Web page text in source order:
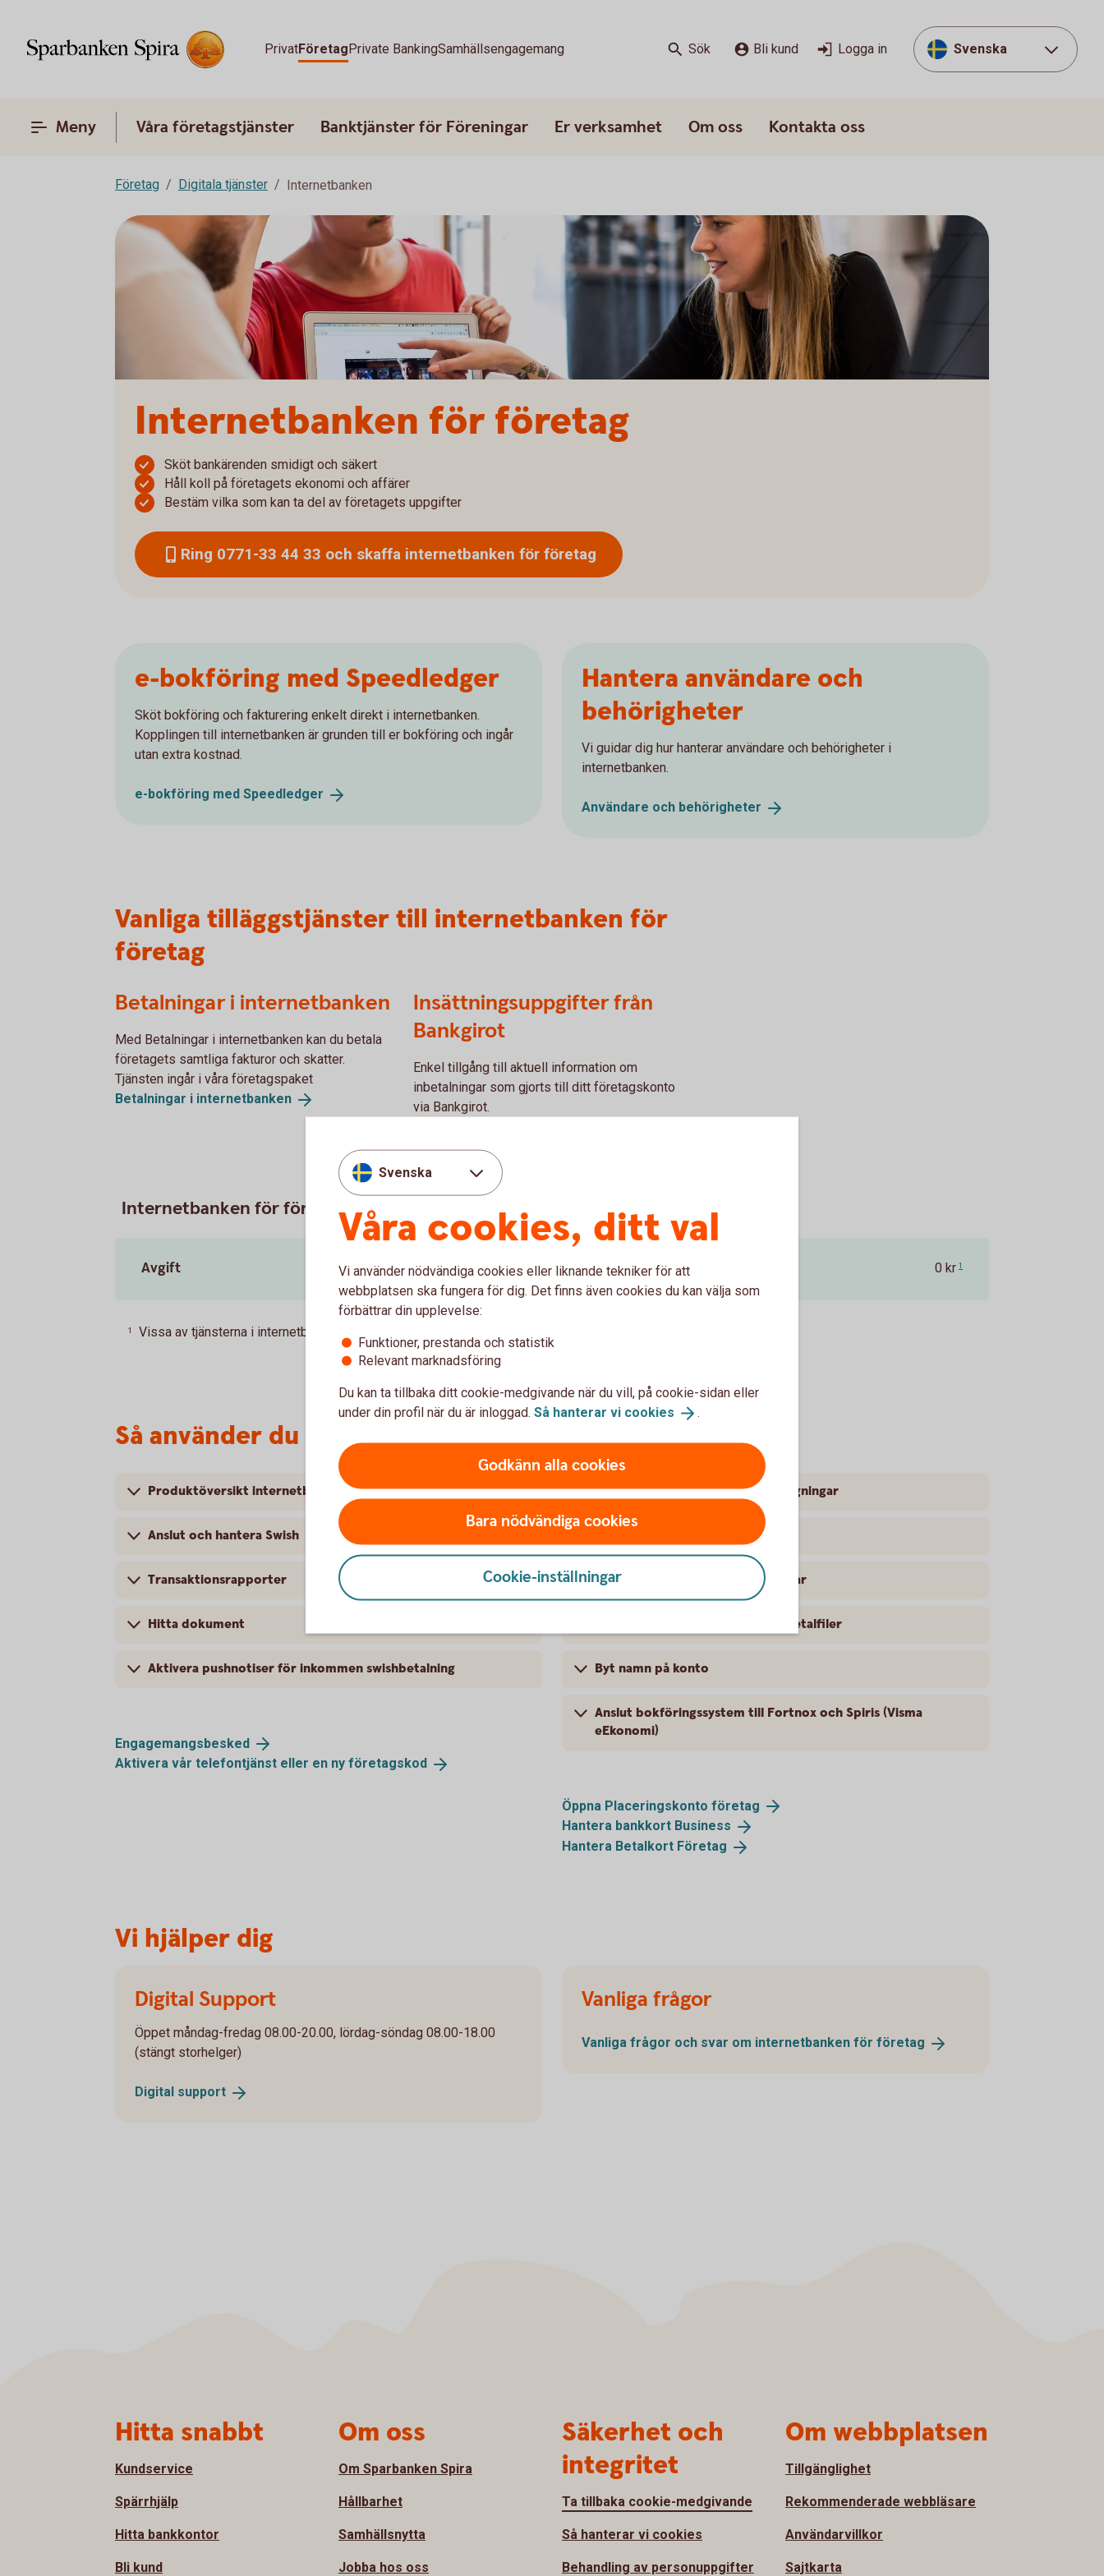
PrivatFöretagPrivate BankingSamhällsengagemang Sök Bli kund Logga in Svenska
Meny Våra företagstjänster Banktjänster för Föreningar Er verksamhet Om oss Kontakta oss
Företag Digitala tjänster Internetbanken
Internetbanken för företag
Sköt bankärenden smidigt och säkert
Håll koll på företagets ekonomi och affärer
Bestäm vilka som kan ta del av företagets uppgifter
Ring 0771-33 44 33 och skaffa internetbanken för företag
e-bokföring med Speedledger
Sköt bokföring och fakturering enkelt direkt i internetbanken.
Kopplingen till internetbanken är grunden till er bokföring och ingår
utan extra kostnad.
e-bokföring med Speedledger
Hantera användare och
behörigheter
Vi guidar dig hur hanterar användare och behörigheter i
internetbanken.
Användare och behörigheter
Vanliga tilläggstjänster till internetbanken för
företag
Betalningar i internetbanken
Med Betalningar i internetbanken kan du betala
företagets samtliga fakturor och skatter.
Tjänsten ingår i våra företagspaket
Betalningar i internetbanken
Insättningsuppgifter från
Bankgirot
Enkel tillgång till aktuell information om
inbetalningar som gjorts till ditt företagskonto
via Bankgirot.
Internetbanken för företag
Avgift 0 kr 1
1 Vissa av tjänsterna i internetbanken är prissatta. Tjänster med årsavgift kan du välja bort.
Så använder du internetbanken för företag
Produktöversikt internetbanken för företag
Anslut och hantera Swish
Transaktionsrapporter
Hitta dokument
Aktivera pushnotiser för inkommen swishbetalning
Engagemangsbesked
Aktivera vår telefontjänst eller en ny företagskod
Låneöversikt och kommande dragningar
Signeringshistorik på filbetalningar
Återrapportering och avvisade betalfiler
Byt namn på konto
Anslut bokföringssystem till Fortnox och Spiris (Visma
eEkonomi)
Öppna Placeringskonto företag
Hantera bankkort Business
Hantera Betalkort Företag
Vi hjälper dig
Digital Support
Öppet måndag-fredag 08.00-20.00, lördag-söndag 08.00-18.00
(stängt storhelger)
Digital support
Vanliga frågor
Vanliga frågor och svar om internetbanken för företag
Svenska
Våra cookies, ditt val
Vi använder nödvändiga cookies eller liknande tekniker för att
webbplatsen ska fungera för dig. Det finns även cookies du kan välja som
förbättrar din upplevelse:
Funktioner, prestanda och statistik
Relevant marknadsföring
Du kan ta tillbaka ditt cookie-medgivande när du vill, på cookie-sidan eller
under din profil när du är inloggad. Så hanterar vi cookies .
Godkänn alla cookies
Bara nödvändiga cookies
Cookie-inställningar
Hitta snabbt
Kundservice
Spärrhjälp
Hitta bankkontor
Bli kund
Om oss
Om Sparbanken Spira
Hållbarhet
Samhällsnytta
Jobba hos oss
Säkerhet och
integritet
Ta tillbaka cookie-medgivande
Så hanterar vi cookies
Behandling av personuppgifter
Om webbplatsen
Tillgänglighet
Rekommenderade webbläsare
Användarvillkor
Sajtkarta